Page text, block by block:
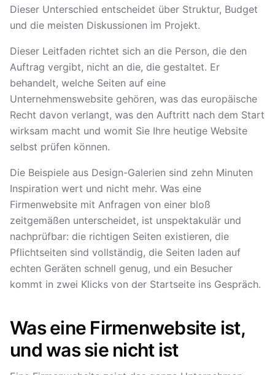
Dieser Unterschied entscheidet über Struktur, Budget
und die meisten Diskussionen im Projekt.
Dieser Leitfaden richtet sich an die Person, die den
Auftrag vergibt, nicht an die, die gestaltet. Er
behandelt, welche Seiten auf eine
Unternehmenswebsite gehören, was das europäische
Recht davon verlangt, was den Auftritt nach dem Start
wirksam macht und womit Sie Ihre heutige Website
selbst prüfen können.
Die Beispiele aus Design-Galerien sind zehn Minuten
Inspiration wert und nicht mehr. Was eine
Firmenwebsite mit Anfragen von einer bloß
zeitgemäßen unterscheidet, ist unspektakulär und
nachprüfbar: die richtigen Seiten existieren, die
Pflichtseiten sind vollständig, die Seiten laden auf
echten Geräten schnell genug, und ein Besucher
kommt in zwei Klicks von der Startseite ins Gespräch.
Was eine Firmenwebsite ist,
und was sie nicht ist